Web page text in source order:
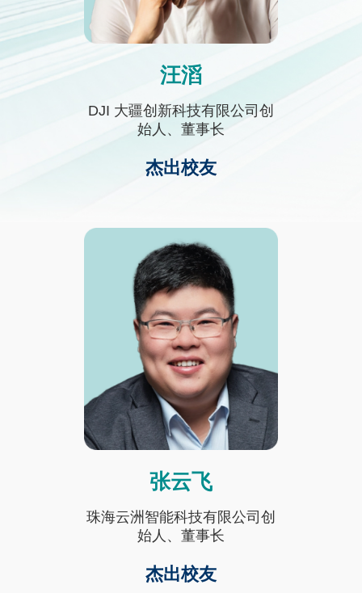
汪滔
DJI 大疆创新科技有限公司创
始人、董事长
杰出校友
Third
Column
图
Image
张云飞
珠海云洲智能科技有限公司创
始人、董事长
杰出校友